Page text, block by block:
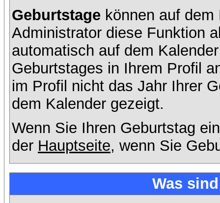
Geburtstage können auf
Administrator diese Funktion
automatisch auf dem
Geburtstages in Ihrem Profil
im Profil nicht das Jahr Ihrer
dem Kalender gezeigt.
Wenn Sie Ihren Geburtstag
der Hauptseite, wenn Sie
Was